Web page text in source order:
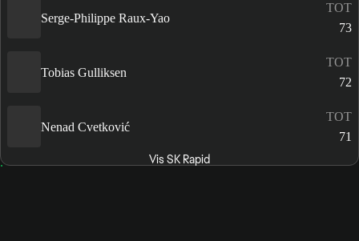
Serge-Philippe Raux-Yao
TOT
73
Tobias Gulliksen
TOT
72
Nenad Cvetković
TOT
71
Vis SK Rapid